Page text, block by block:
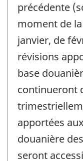
précédente
moment de
janvier, de
révisions
base
continueront
apportées
douanière
seront